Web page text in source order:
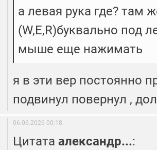
а левая рука где? там
(W,E,R)буквально под
мыше еще нажимать
я в эти вер постоянно
подвинул повернул ,
06.06.2026 00:18
Цитата александр...: